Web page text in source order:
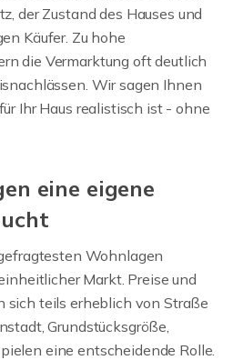
der Zustand des Hauses und
Käufer. Zu hohe
die Vermarktung oft deutlich
Wir sagen Ihnen
Ihr Haus realistisch ist - ohne
eine eigene
Wohnlagen
Markt. Preise und
sich teils erheblich von Straße
Grundstücksgröße,
eine entscheidende Rolle.